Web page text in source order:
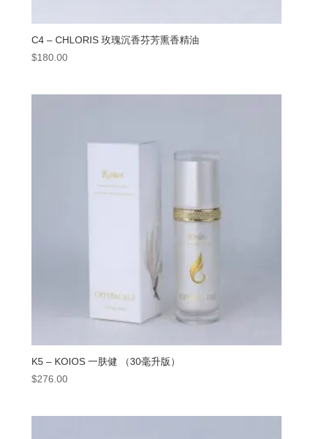
C4 – CHLORIS 玫瑰沉香芬芳熏香精油
$180.00
K5 – KOIOS 一肤健 （30毫升版）
$276.00